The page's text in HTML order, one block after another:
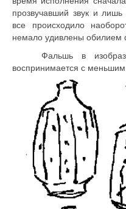
прозвучавший звук и
все происходило
немало удивлены обилием
Фальшь в
воспринимается с